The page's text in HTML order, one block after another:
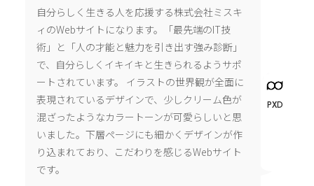
自分らしく生きる人を応援する株式会社ミスキ
ィのWebサイトになります。「最先端のIT技
術」と「人の才能と魅力を引き出す強み診断」
で、自分らしくイキイキと生きられるようサポ
ートされています。 イラストの世界観が全面に
表現されているデザインで、少しクリーム色が
混ざったようなカラートーンが可愛らしいと思
いました。下層ページにも細かくデザインが作
り込まれており、こだわりを感じるWebサイト
です。
PXD